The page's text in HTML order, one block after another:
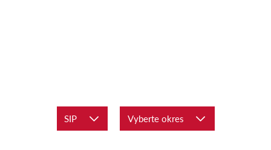
SIP Vyberte okres